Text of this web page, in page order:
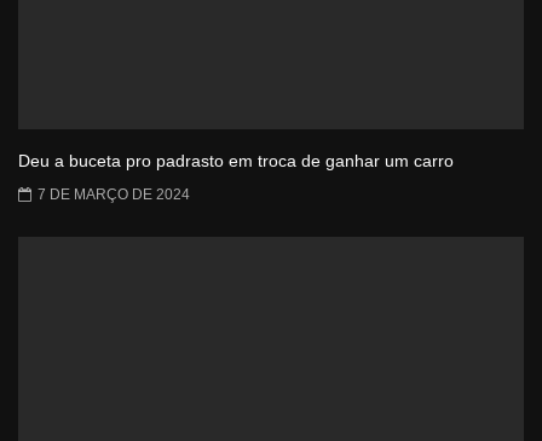
Deu a buceta pro padrasto em troca de ganhar um carro
7 DE MARÇO DE 2024